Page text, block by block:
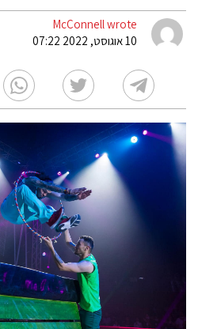
McConnell wrote
10 אוגוסט, 2022 07:22